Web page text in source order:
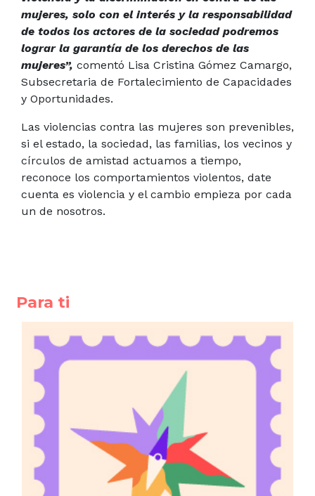
mujeres, solo con el interés y la responsabilidad
de todos los actores de la sociedad podremos
lograr la garantía de los derechos de las
mujeres”, comentó Lisa Cristina Gómez Camargo,
Subsecretaria de Fortalecimiento de Capacidades
y Oportunidades.
Las violencias contra las mujeres son prevenibles,
si el estado, la sociedad, las familias, los vecinos y
círculos de amistad actuamos a tiempo,
reconoce los comportamientos violentos, date
cuenta es violencia y el cambio empieza por cada
un de nosotros.
Para ti